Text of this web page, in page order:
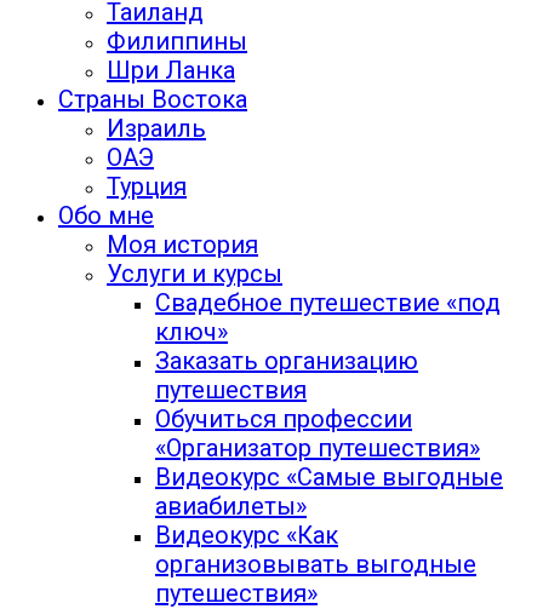
Таиланд
Филиппины
Шри Ланка
Страны Востока
Израиль
ОАЭ
Турция
Обо мне
Моя история
Услуги и курсы
Свадебное путешествие «под
ключ»
Заказать организацию
путешествия
Обучиться профессии
«Организатор путешествия»
Видеокурс «Самые выгодные
авиабилеты»
Видеокурс «Как
организовывать выгодные
путешествия»